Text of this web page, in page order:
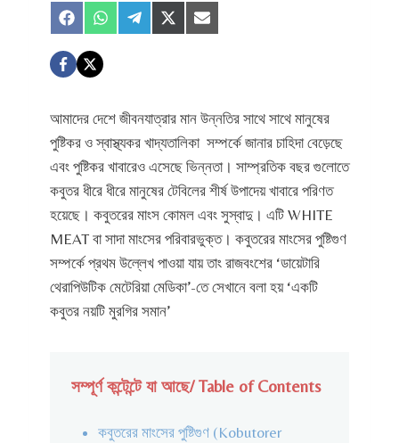
S
h
a
r
n
F
a
c
e
b
o
o
k
S
h
a
r
n
W
h
a
t
s
A
p
p
S
h
n
T
e
l
e
g
r
a
m
S
h
n
X
(
T
w
i
t
t
e
r
)
S
h
n
E
m
a
i
l
আমাদের দেশে জীবনযাত্রার মান উন্নতির সাথে সাথে মানুষের
পুষ্টিকর ও স্বাস্থ্যকর খাদ্যতালিকা সম্পর্কে জানার চাহিদা বেড়েছে
এবং পুষ্টিকর খাবারেও এসেছে ভিন্নতা। সাম্প্রতিক বছর গুলোতে
কবুতর ধীরে ধীরে মানুষের টেবিলের শীর্ষ উপাদেয় খাবারে পরিণত
হয়েছে। কবুতরের মাংস কোমল এবং সুস্বাদু। এটি WHITE
MEAT বা সাদা মাংসের পরিবারভুক্ত। কবুতরের মাংসের পুষ্টিগুণ
সম্পর্কে প্রথম উল্লেখ পাওয়া যায় তাং রাজবংশের ‘ডায়েটারি
থেরাপিউটিক মেটেরিয়া মেডিকা’-তে সেখানে বলা হয় ‘একটি
কবুতর নয়টি মুরগির সমান’
সম্পূর্ণ কন্টেন্টে যা আছে/ Table of Contents
কবুতরের মাংসের পুষ্টিগুণ (Kobutorer